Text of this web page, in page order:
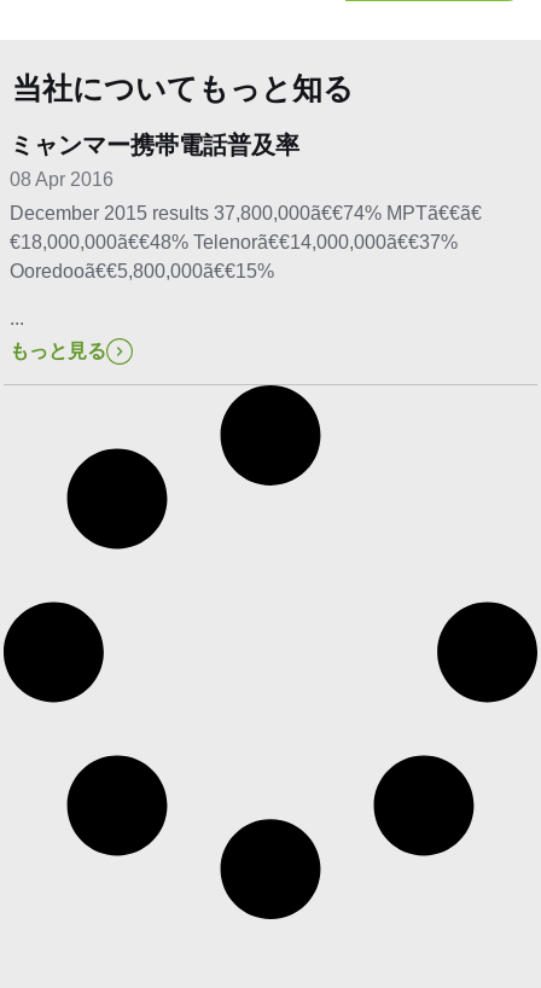
当社についてもっと知る
ミャンマー携帯電話普及率
08 Apr 2016
December 2015 results 37,800,000ã€€74% MPTã€€ã€
€18,000,000ã€€48% Telenorã€€14,000,000ã€€37%
Ooredooã€€5,800,000ã€€15%
...
もっと見る